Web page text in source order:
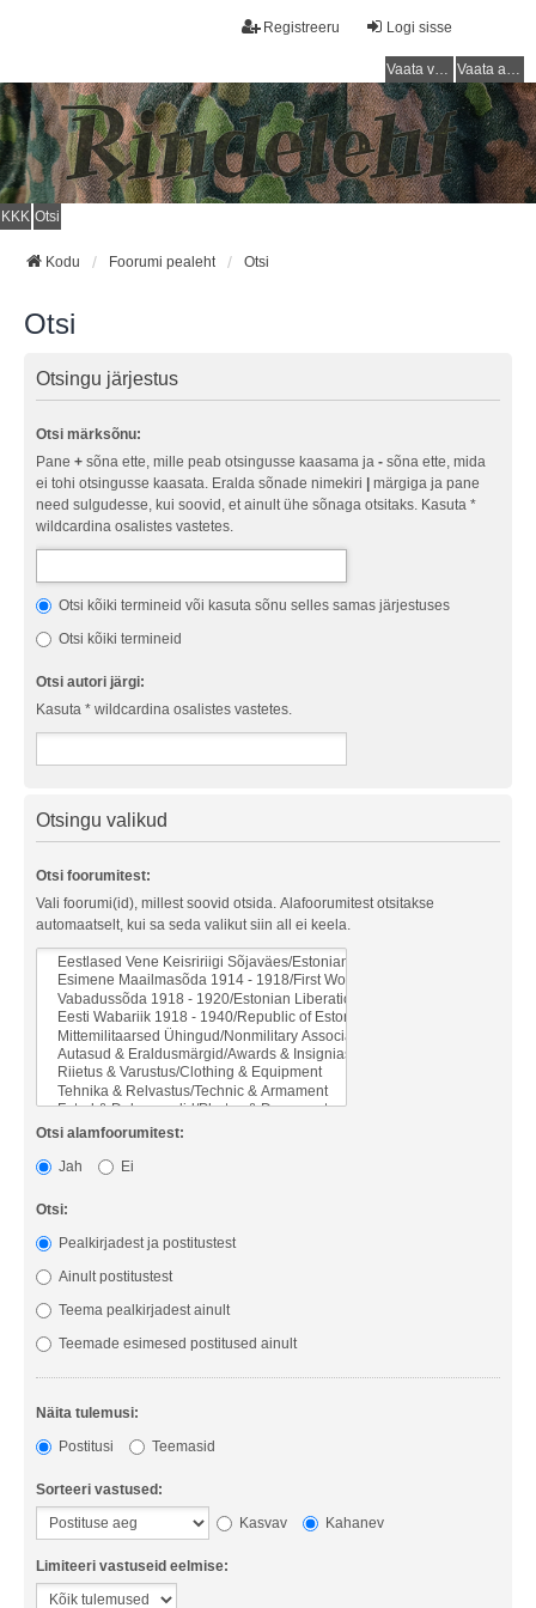
Logi sisse
Registreeru
Vaata vastamata teemasi Vaata aktiivseid teemasid
KKK Otsi
Kodu Foorumi pealeht Otsi
Otsi
Otsingu järjestus
Otsi märksõnu:
Pane + sõna ette, mille peab otsingusse kaasama ja - sõna ette, mida
ei tohi otsingusse kaasata. Eralda sõnade nimekiri
märgiga ja pane
need sulgudesse, kui soovid, et ainult ühe sõnaga otsitaks. Kasuta *
wildcardina osalistes vastetes.
Otsi kõiki termineid või kasuta sõnu selles samas järjestuses
Otsi kõiki termineid
Otsi autori järgi:
Kasuta * wildcardina osalistes vastetes.
Otsingu valikud
Otsi foorumitest:
Vali foorumi(id), millest soovid otsida. Alafoorumitest otsitakse
automaatselt, kui sa seda valikut siin all ei keela.
Otsi alamfoorumitest:
Jah
Ei
Otsi:
Pealkirjadest ja postitustest
Ainult postitustest
Teema pealkirjadest ainult
Teemade esimesed postitused ainult
Näita tulemusi:
Postitusi
Teemasid
Sorteeri vastused:
Kasvav
Kahanev
Limiteeri vastuseid eelmise: